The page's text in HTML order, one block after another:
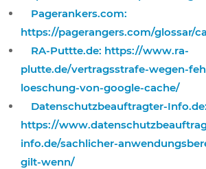
Pagerankers.com:
https://pagerangers.com/glossar/
RA-Puttte.de: https://www.ra-
plutte.de/vertragsstrafe-wegen-
loeschung-von-google-cache/
Datenschutzbeauftragter-Info.de:
https://
info.de/sachlicher-
gilt-wenn/